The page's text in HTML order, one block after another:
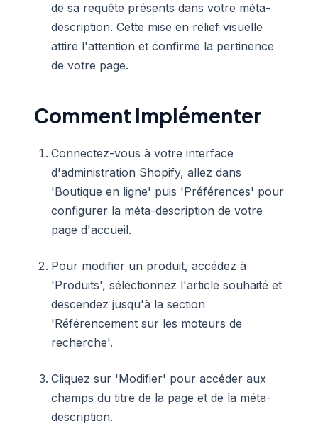
de sa requête présents dans votre méta-
description. Cette mise en relief visuelle
attire l'attention et confirme la pertinence
de votre page.
Comment Implémenter
Connectez-vous à votre interface
d'administration Shopify, allez dans
'Boutique en ligne' puis 'Préférences' pour
configurer la méta-description de votre
page d'accueil.
Pour modifier un produit, accédez à
'Produits', sélectionnez l'article souhaité et
descendez jusqu'à la section
'Référencement sur les moteurs de
recherche'.
Cliquez sur 'Modifier' pour accéder aux
champs du titre de la page et de la méta-
description.